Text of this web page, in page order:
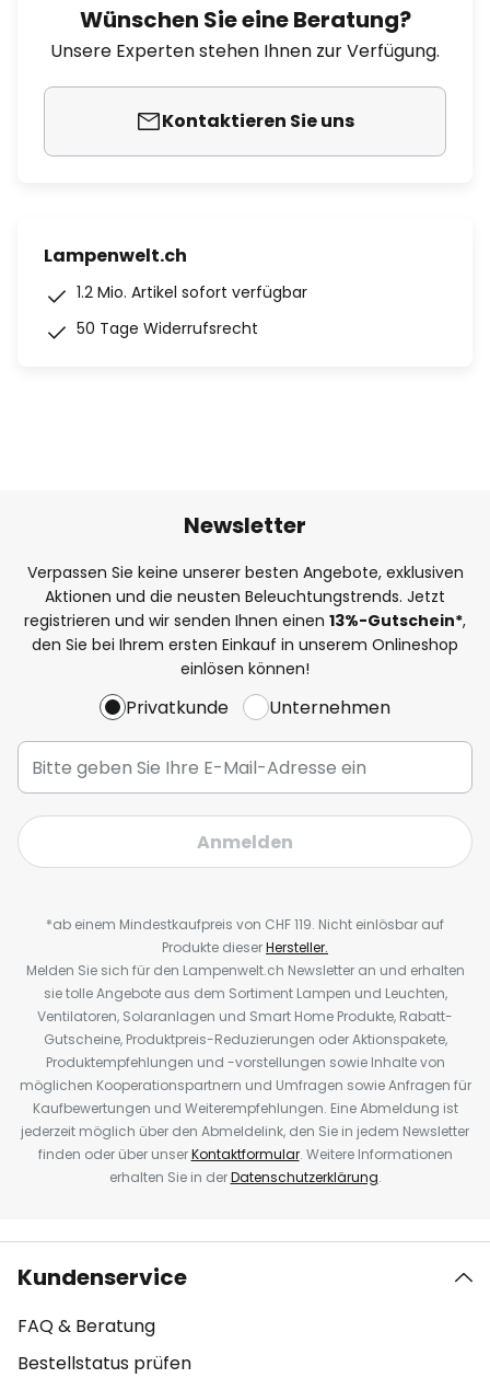
Wünschen Sie eine Beratung?
Unsere Experten stehen Ihnen zur Verfügung.
Kontaktieren Sie uns
Lampenwelt.ch
1.2 Mio. Artikel sofort verfügbar
50 Tage Widerrufsrecht
Newsletter
Verpassen Sie keine unserer besten Angebote, exklusiven
Aktionen und die neusten Beleuchtungstrends. Jetzt
registrieren und wir senden Ihnen einen 13%-Gutschein*,
den Sie bei Ihrem ersten Einkauf in unserem Onlineshop
einlösen können!
Privatkunde Unternehmen
Anmelden
*ab einem Mindestkaufpreis von CHF 119. Nicht einlösbar auf
Produkte dieserHersteller.
Melden Sie sich für den Lampenwelt.ch Newsletter an und erhalten
sie tolle Angebote aus dem Sortiment Lampen und Leuchten,
Ventilatoren, Solaranlagen und Smart Home Produkte, Rabatt-
Gutscheine, Produktpreis-Reduzierungen oder Aktionspakete,
Produktempfehlungen und -vorstellungen sowie Inhalte von
möglichen Kooperationspartnern und Umfragen sowie Anfragen für
Kaufbewertungen und Weiterempfehlungen. Eine Abmeldung ist
jederzeit möglich über den Abmeldelink, den Sie in jedem Newsletter
finden oder über unserKontaktformular. Weitere Informationen
erhalten Sie in derDatenschutzerklärung.
Kundenservice
FAQ & Beratung
Bestellstatus prüfen